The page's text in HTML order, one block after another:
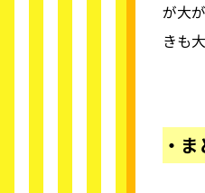
が大
きも
・